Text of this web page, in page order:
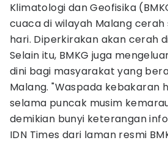
Klimatologi dan Geofisika
cuaca di wilayah Malang cerah
hari. Diperkirakan akan cerah
Selain itu, BMKG juga
dini bagi masyarakat yang
Malang. "Waspada kebakaran
selama puncak musim
demikian bunyi keterangan
IDN Times dari laman resmi